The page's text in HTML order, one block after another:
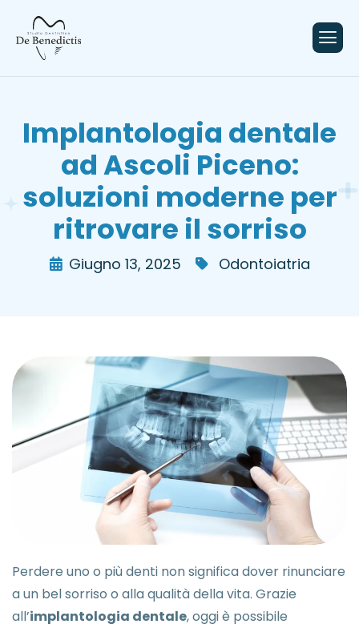
Implantologia dentale
ad Ascoli Piceno:
soluzioni moderne per
ritrovare il sorriso
Giugno 13, 2025 Odontoiatria
Perdere uno o più denti non significa dover rinunciare
a un bel sorriso o alla qualità della vita. Grazie
all’implantologia dentale, oggi è possibile